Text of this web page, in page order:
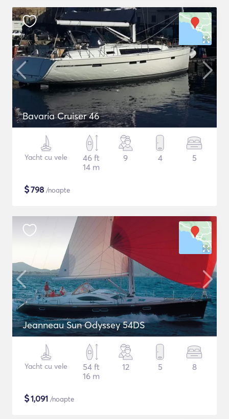
Bavaria Cruiser 46
Yacht cu vele
46 ft
14 m
9 4 5
$798 /noapte
Jeanneau Sun Odyssey 54DS
Yacht cu vele
54 ft
16 m
12 5 8
$1,091 /noapte